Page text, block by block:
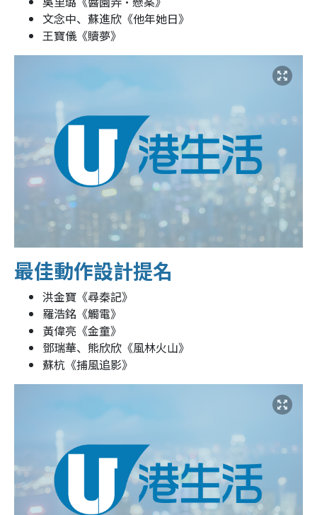
文念中、蘇進欣《他年她日》
王寶儀《贖夢》
最佳動作設計提名
洪金寶《尋秦記》
羅浩銘《觸電》
黃偉亮《金童》
鄧瑞華、熊欣欣《風林火山》
蘇杭《捕風追影》